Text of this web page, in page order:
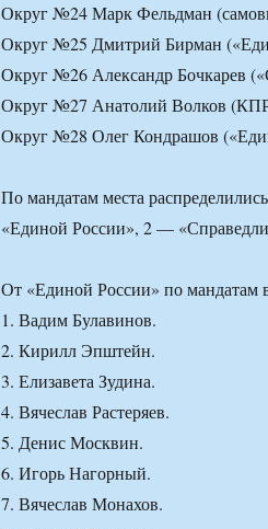
Округ №24 Марк Фельдман
Округ №25 Дмитрий Бирман
Округ №26 Александр Бочкарев
Округ №27 Анатолий Волков
Округ №28 Олег Кондрашов
По мандатам места
«Единой России», 2 —
От «Единой России» по мандатам
1. Вадим Булавинов.
2. Кирилл Эпштейн.
3. Елизавета Зудина.
4. Вячеслав Растеряев.
5. Денис Москвин.
6. Игорь Нагорный.
7. Вячеслав Монахов.